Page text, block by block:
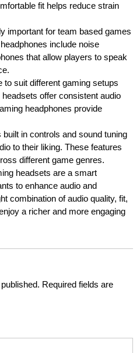
fit helps reduce strain
important for team based games
include noise
that allow players to speak
to suit different gaming setups
offer consistent audio
headphones provide
in controls and sound tuning
to their liking. These features
different game genres.
headsets are a smart
to enhance audio and
combination of audio quality, fit,
a richer and more engaging
Required fields are